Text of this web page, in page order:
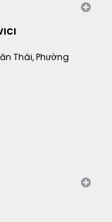
Thái, Phường